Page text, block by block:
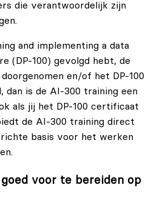
die verantwoordelijk zijn
and implementing a data
(DP-100) gevolgd hebt, de
en/of het DP-100
is de AI‑300 training een
als jij het DP-100 certificaat
de AI‑300 training direct
basis voor het werken
voor te bereiden op